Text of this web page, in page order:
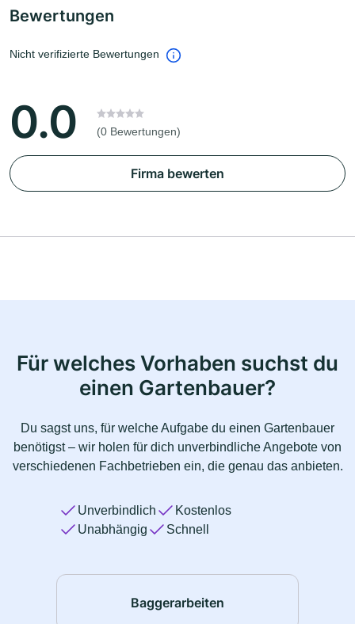
Bewertungen
Nicht verifizierte Bewertungen
0.0 (0 Bewertungen)
Firma bewerten
Für welches Vorhaben suchst du
einen Gartenbauer?
Du sagst uns, für welche Aufgabe du einen Gartenbauer
benötigst – wir holen für dich unverbindliche Angebote von
verschiedenen Fachbetrieben ein, die genau das anbieten.
Unverbindlich
Kostenlos
Unabhängig
Schnell
Baggerarbeiten